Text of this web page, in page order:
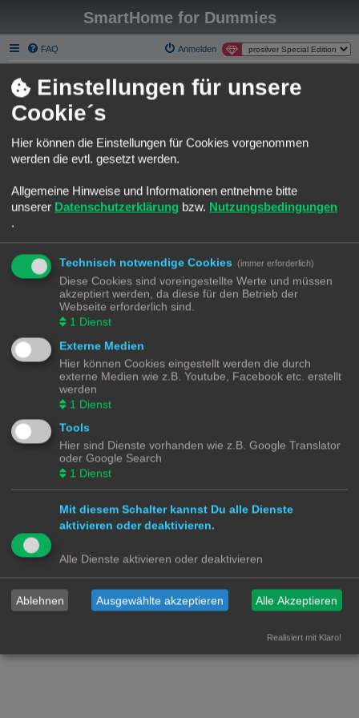
SmartHome for Dummies
FAQ Anmelden
Über Smart Homee for Dummies
Die phpBB Forum Software gehört nicht wirklich zu den modernsten
seiner Art.
kläglich gescheitert.
benutzen.
Bestehenden Usern bleibt es leider nicht erspart, sich auf der neuen
Platform neu anzumelden.
Das Forum hier, bleibt selbstverständlich Online. Ich würde versuchen
einiges händisch zu migrieren.
Da fallen mir die Rubriken "Template Sammlungen" oder "Best Practice
Automatisierungen" ein.
SmartHome for Dummies Discourse Platform.
Aktive Themen
Zur erweiterten Suche
Die Suche ergab 0 Treffer • Seite1von1
Es wurden keine passenden Ergebnisse gefunden.
Gehe zu
Smart Home for Dummies
Datenschutz| Nutzungsbedingungen
Einstellungen für unsere
Cookie´s
Hier können die Einstellungen für Cookies vorgenommen
werden die evtl. gesetzt werden.
Allgemeine Hinweise und Informationen entnehme bitte
unserer Datenschutzerklärung bzw. Nutzungsbedingungen
.
Technisch notwendige Cookies (immer erforderlich)
Diese Cookies sind voreingestellte Werte und müssen
akzeptiert werden, da diese für den Betrieb der
Webseite erforderlich sind.
1 Dienst
Externe Medien
Hier können Cookies eingestellt werden die durch
externe Medien wie z.B. Youtube, Facebook etc. erstellt
werden
1 Dienst
Tools
Hier sind Dienste vorhanden wie z.B. Google Translator
oder Google Search
1 Dienst
Mit diesem Schalter kannst Du alle Dienste
aktivieren oder deaktivieren.
Alle Dienste aktivieren oder deaktivieren
Ablehnen Ausgewählte akzeptieren Alle Akzeptieren
Realisiert mit Klaro!